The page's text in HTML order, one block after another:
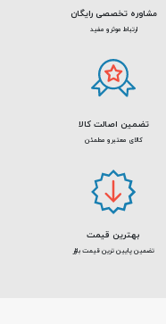
مشاوره تخصصی رایگان
ارتباط موثر و مفید
تضمین اصالت کالا
کالای معتبر و مطمئن
بهترین قیمت
تضمین پایین ترین قیمت بازار